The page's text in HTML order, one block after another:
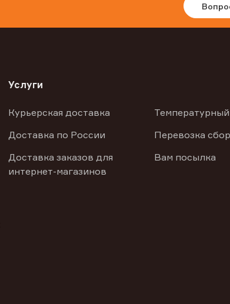
Услуги
Курьерская доставка
Доставка по России
Доставка заказов для
интернет-магазинов
Перевозка
Вам посылка